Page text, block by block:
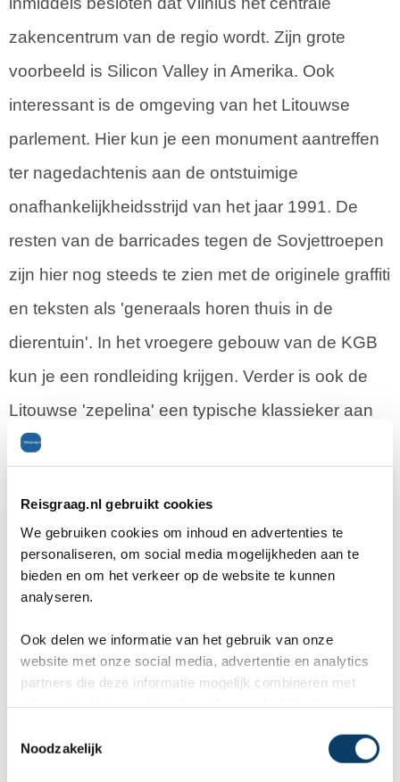
Reisgraag.nl gebruikt cookies
We gebruiken cookies om inhoud en advertenties te
personaliseren, om social media mogelijkheden aan te
bieden en om het verkeer op de website te kunnen
analyseren.
Ook delen we informatie van het gebruik van onze
website met onze social media, advertentie en analytics
partners die deze informatie mogelijk combineren met
Noodzakelijk
zakencentrum van de regio wordt. Zijn grote
voorbeeld is Silicon Valley in Amerika. Ook
interessant is de omgeving van het Litouwse
parlement. Hier kun je een monument aantreffen
ter nagedachtenis aan de ontstuimige
onafhankelijkheidsstrijd van het jaar 1991. De
resten van de barricades tegen de Sovjettroepen
zijn hier nog steeds te zien met de originele graffiti
en teksten als 'generaals horen thuis in de
dierentuin'. In het vroegere gebouw van de KGB
kun je een rondleiding krijgen. Verder is ook de
Litouwse 'zepelina' een typische klassieker aan
de Gedimino Boulevard.
Reisexpert Reisgraag.nl
ANVR, SGR & Calamiteitenfonds